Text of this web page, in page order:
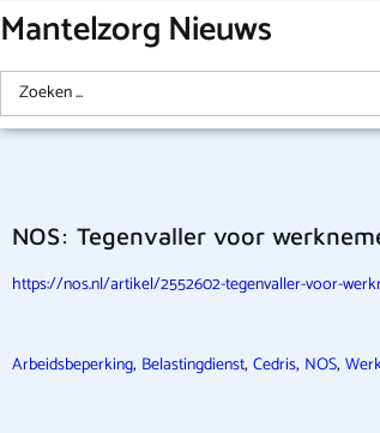
Mantelzorg Nieuws
NOS: Tegenvaller voor
https://nos.nl/artikel/2552602-tegenvaller-voor-
Arbeidsbeperking, Belastingdienst, Cedris, NOS,